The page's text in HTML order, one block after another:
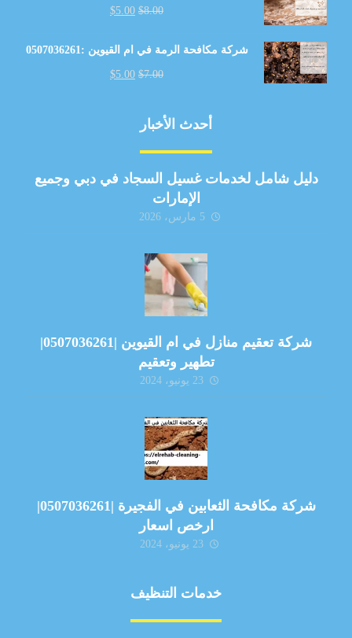
$8.00
$5.00
شركة مكافحة الرمة في ام القيوين :0507036261
$7.00
$5.00
أحدث الأخبار
دليل شامل لخدمات غسيل السجاد في دبي وجميع
الإمارات
5 مارس، 2026
شركة تعقيم منازل في ام القيوين |0507036261|
تطهير وتعقيم
23 يونيو، 2024
شركة مكافحة الثعابين في الفجيرة |0507036261|
ارخص اسعار
23 يونيو، 2024
خدمات التنظيف